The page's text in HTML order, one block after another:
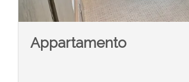
Appartamento